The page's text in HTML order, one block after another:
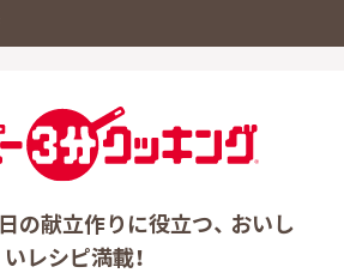
の献立作りに役立つ、 おいし
いレシピ満載！